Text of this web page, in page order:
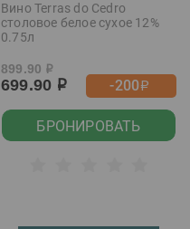
Вино Terras do Cedro
столовое белое сухое 12%
0.75л
899.90 р
699.90 р -200р
БРОНИРОВАТЬ